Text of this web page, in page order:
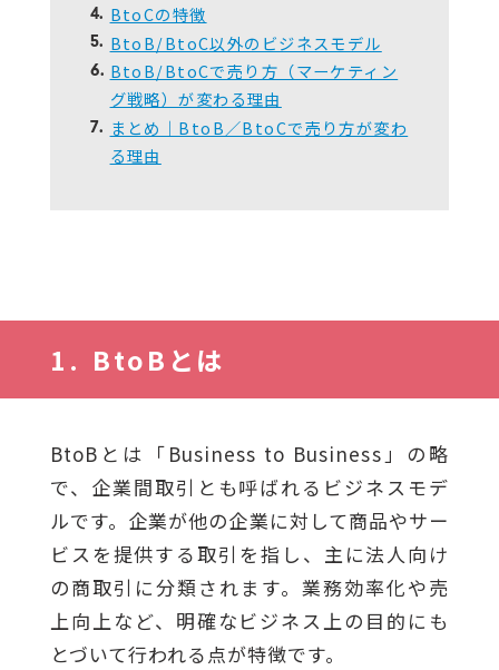
4. BtoCの特徴
5. BtoB/BtoC以外のビジネスモデル
6. BtoB/BtoCで売り方（マーケティン
グ戦略）が変わる理由
7. まとめ｜BtoB／BtoCで売り方が変わ
る理由
BtoBとは
BtoBとは「Business to Business」の略
で、企業間取引とも呼ばれるビジネスモデ
ルです。企業が他の企業に対して商品やサー
ビスを提供する取引を指し、主に法人向け
の商取引に分類されます。業務効率化や売
上向上など、明確なビジネス上の目的にも
とづいて行われる点が特徴です。